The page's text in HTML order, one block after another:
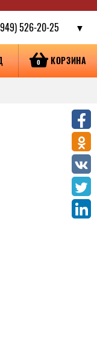
526-20-25
0 КОРЗИНА